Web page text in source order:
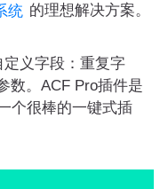
统 的理想解决方案。
义字段：重复字
数。ACF Pro插件是
个很棒的一键式插